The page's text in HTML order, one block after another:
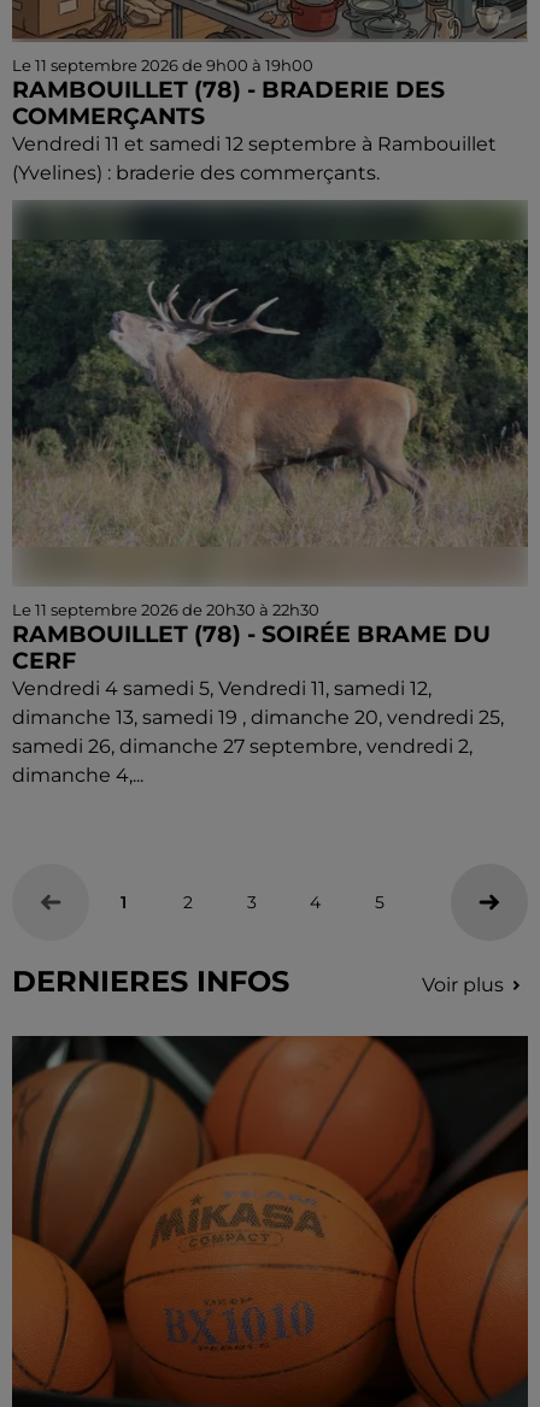
Le 11 septembre 2026 de 9h00 à 19h00
RAMBOUILLET (78) - BRADERIE DES
COMMERÇANTS
Vendredi 11 et samedi 12 septembre à Rambouillet
(Yvelines) : braderie des commerçants.
Le 11 septembre 2026 de 20h30 à 22h30
RAMBOUILLET (78) - SOIRÉE BRAME DU
CERF
Vendredi 4 samedi 5, Vendredi 11, samedi 12,
dimanche 13, samedi 19 , dimanche 20, vendredi 25,
samedi 26, dimanche 27 septembre, vendredi 2,
dimanche 4,...
1 2 3 4 5
DERNIERES INFOS Voir plus